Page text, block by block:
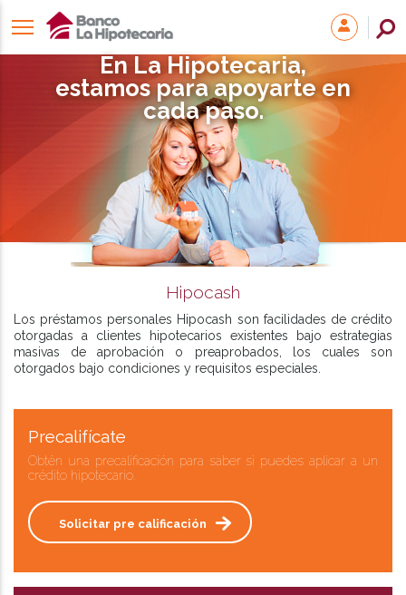
En La Hipotecaria,
estamos para apoyarte en
cada paso.
Hipocash
Los préstamos personales Hipocash son facilidades de crédito
otorgadas a clientes hipotecarios existentes bajo estrategias
masivas de aprobación o preaprobados, los cuales son
otorgados bajo condiciones y requisitos especiales.
Precalifícate
Obtén una precalificación para saber si puedes aplicar a un
crédito hipotecario.
Solicitar pre calificación